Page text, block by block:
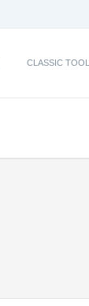
CLASSIC